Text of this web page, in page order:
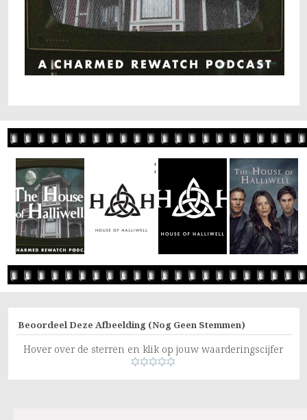
Beoordeel Deze Afbeelding (Nog Geen Stemmen)
Hover over de sterren en klik op jouw waarderingscijfer